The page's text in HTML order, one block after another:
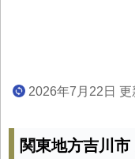
2026年7月22日 更
関東地方吉川